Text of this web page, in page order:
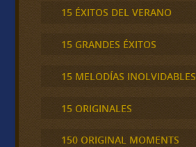
15 ÉXITOS DEL VERANO
15 GRANDES ÉXITOS
15 MELODÍAS INOLVIDABLES
15 ORIGINALES
150 ORIGINAL MOMENTS